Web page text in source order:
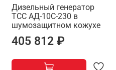
Дизельный генератор
ТСС АД-10С-230 в
шумозащитном кожухе
405 812 ₽